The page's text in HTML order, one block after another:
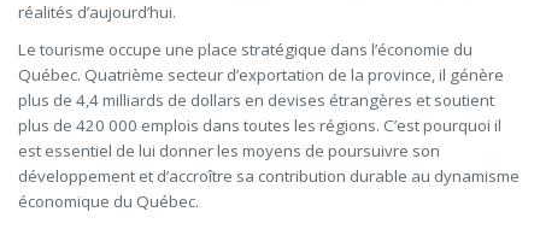
réalités d’aujourd’hui.
Le tourisme occupe une place stratégique dans l’économie du
Québec. Quatrième secteur d’exportation de la province, il génère
plus de 4,4 milliards de dollars en devises étrangères et soutient
plus de 420 000 emplois dans toutes les régions. C’est pourquoi il
est essentiel de lui donner les moyens de poursuivre son
développement et d’accroître sa contribution durable au dynamisme
économique du Québec.